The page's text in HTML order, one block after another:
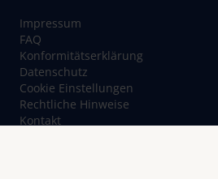
Impressum
FAQ
Konformitätserklärung
Datenschutz
Cookie Einstellungen
Rechtliche Hinweise
Kontakt